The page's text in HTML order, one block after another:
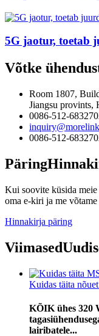
5G jaotur, toetab
Võtke
Room 1807,
Jiangsu provints,
0086-512-
0086-512-
Päring
Kui soovite küsida
oma e-kiri ja me
Hinnakirja päring
Viimased
Kuidas täita
KÕIK ühes 320
lairibatele...